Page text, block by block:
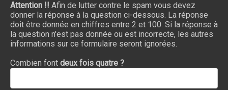
Attention !! Afin de lutter contre le spam vous devez
donner la réponse à la question ci-dessous. La réponse
doit être donnée en chiffres entre 2 et 100. Si la réponse à
la question n'est pas donnée ou est incorrecte, les autres
informations sur ce formulaire seront ignorées.
Combien font deux fois quatre ?